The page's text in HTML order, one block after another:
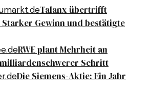
Talanx übertrifft
Gewinn und bestätigte
RWE plant Mehrheit an
Schritt
Die Siemens-Aktie: Ein Jahr